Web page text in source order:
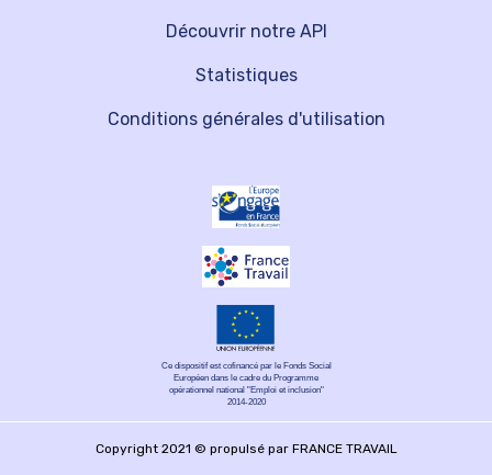
Découvrir notre API
Statistiques
Conditions générales d'utilisation
Ce dispositif est cofinancé par le Fonds Social
Européen dans le cadre du Programme
opérationnel national "Emploi et inclusion"
2014-2020
Copyright 2021 © propulsé par FRANCE TRAVAIL